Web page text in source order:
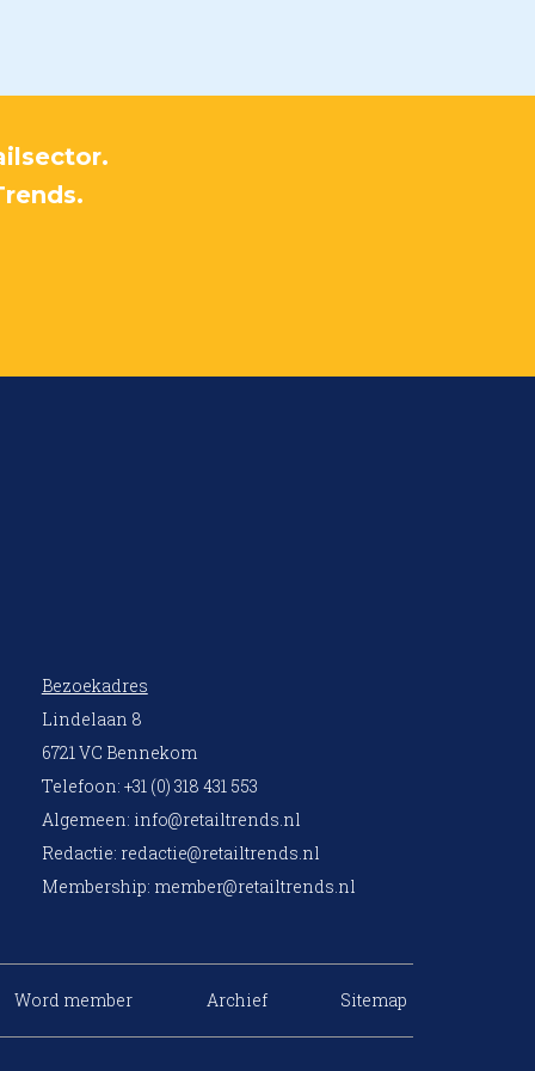
Bezoekadres
Lindelaan 8
6721 VC Bennekom
Telefoon: +31 (0) 318 431 553
Algemeen: info@retailtrends.nl
Redactie: redactie@retailtrends.nl
Membership: member@retailtrends.nl
Word member Archief Sitemap